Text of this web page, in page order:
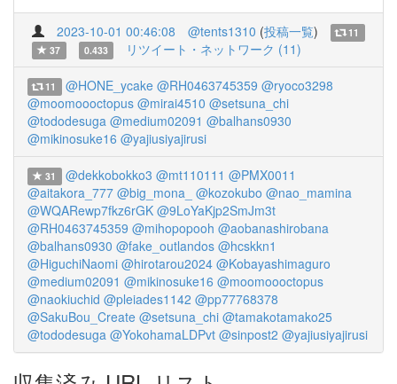
2023-10-01 00:46:08 @tents1310 (投稿一覧)
11
37
0.433 リツイート・ネットワーク (11)
11 @HONE_ycake @RH0463745359 @ryoco3298
@moomoooctopus @mirai4510 @setsuna_chi
@tododesuga @medium02091 @balhans0930
@mikinosuke16 @yajiusiyajirusi
31 @dekkobokko3 @mt110111 @PMX0011
@aitakora_777 @big_mona_ @kozokubo @nao_mamina
@WQARewp7fkz6rGK @9LoYaKjp2SmJm3t
@RH0463745359 @mihopopooh @aobanashirobana
@balhans0930 @fake_outlandos @hcskkn1
@HiguchiNaomi @hirotarou2024 @Kobayashimaguro
@medium02091 @mikinosuke16 @moomoooctopus
@naokiuchid @pleiades1142 @pp77768378
@SakuBou_Create @setsuna_chi @tamakotamako25
@tododesuga @YokohamaLDPvt @sinpost2 @yajiusiyajirusi